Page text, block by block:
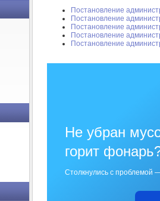
Постановление
Постановление
Постановление
Постановление
Постановление
Не убран
горит
Столкнулись с проблемой